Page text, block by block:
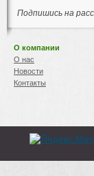
Подпишись на
О компании
О нас
Новости
Контакты